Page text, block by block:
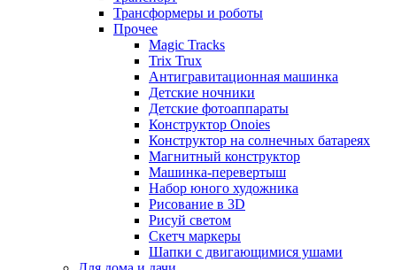
Трансформеры и роботы
Прочее
Magic Tracks
Trix Trux
Антигравитационная машинка
Детские ночники
Детские фотоаппараты
Конструктор Onoies
Конструктор на солнечных батареях
Магнитный конструктор
Машинка-перевертыш
Набор юного художника
Рисование в 3D
Рисуй светом
Скетч маркеры
Шапки с двигающимися ушами